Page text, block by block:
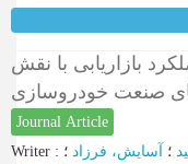
بازاریابی با نقش
صنعت خودروسازی
Journal Article
Writer : ؛ آسایش، فرزاد